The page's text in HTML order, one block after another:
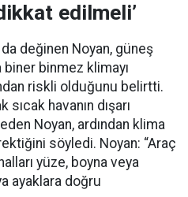
edilmeli’
değinen Noyan, güneş
binmez klimayı
riskli olduğunu belirtti.
havanın dışarı
Noyan, ardından klima
söyledi. Noyan: “Araç
yüze, boyna veya
ayaklara doğru